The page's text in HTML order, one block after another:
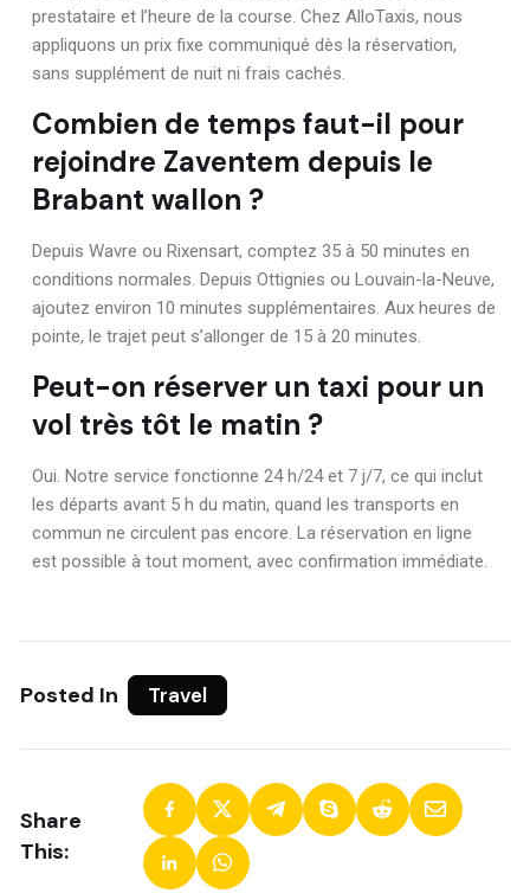
prestataire et l’heure de la course. Chez AlloTaxis, nous
appliquons un prix fixe communiqué dès la réservation,
sans supplément de nuit ni frais cachés.
Combien de temps faut-il pour
rejoindre Zaventem depuis le
Brabant wallon ?
Depuis Wavre ou Rixensart, comptez 35 à 50 minutes en
conditions normales. Depuis Ottignies ou Louvain-la-Neuve,
ajoutez environ 10 minutes supplémentaires. Aux heures de
pointe, le trajet peut s’allonger de 15 à 20 minutes.
Peut-on réserver un taxi pour un
vol très tôt le matin ?
Oui. Notre service fonctionne 24 h/24 et 7 j/7, ce qui inclut
les départs avant 5 h du matin, quand les transports en
commun ne circulent pas encore. La réservation en ligne
est possible à tout moment, avec confirmation immédiate.
Posted In Travel
Share
This: